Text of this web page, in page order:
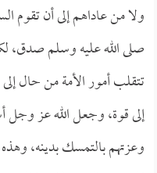
ولا من عاداهم إلى أن تقوم
صلى الله عليه وسلم صدق،
تتقلب أمور الأمة من
إلى قوة، وجعل الله عز وجل
وعزتهم بالتمسك بدينه،